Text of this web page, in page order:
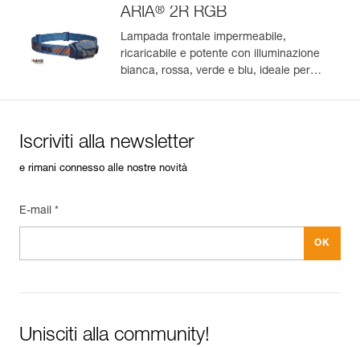
ARIA® 2R RGB
Lampada frontale impermeabile,
ricaricabile e potente con illuminazione
bianca, rossa, verde e blu, ideale per
Iscriviti alla newsletter
e rimani connesso alle nostre novità
E-mail *
Unisciti alla community!